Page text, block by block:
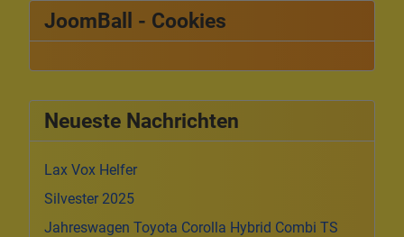
Neueste Nachrichten
Lax Vox Helfer
Silvester 2025
Jahreswagen Toyota Corolla Hybrid Combi TS
JoomBall - Cookies